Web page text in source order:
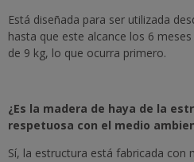
Está diseñada para ser utilizada
hasta que este alcance los 6
de 9 kg, lo que ocurra primero.
¿Es la madera de haya de la
respetuosa con el medio
Sí, la estructura está fabricada con